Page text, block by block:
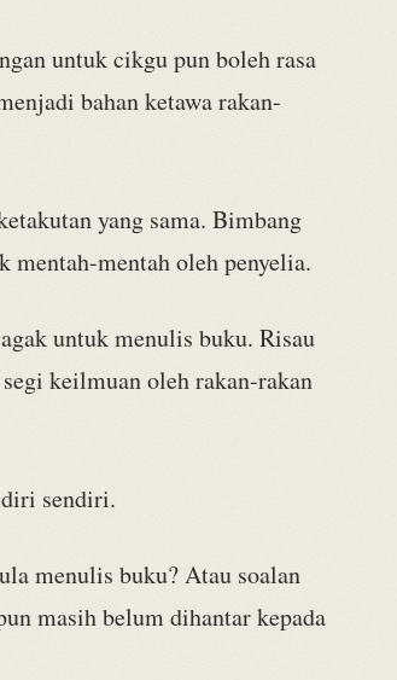
untuk cikgu pun boleh rasa
bahan ketawa rakan-
yang sama. Bimbang
mentah-mentah oleh penyelia.
untuk menulis buku. Risau
keilmuan oleh rakan-rakan
sendiri.
menulis buku? Atau soalan
masih belum dihantar kepada